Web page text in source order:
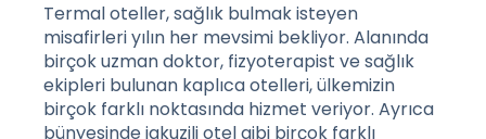
Termal oteller, sağlık bulmak isteyen
misafirleri yılın her mevsimi bekliyor. Alanında
birçok uzman doktor, fizyoterapist ve sağlık
ekipleri bulunan kaplıca otelleri, ülkemizin
birçok farklı noktasında hizmet veriyor. Ayrıca
bünyesinde jakuzili otel gibi birçok farklı